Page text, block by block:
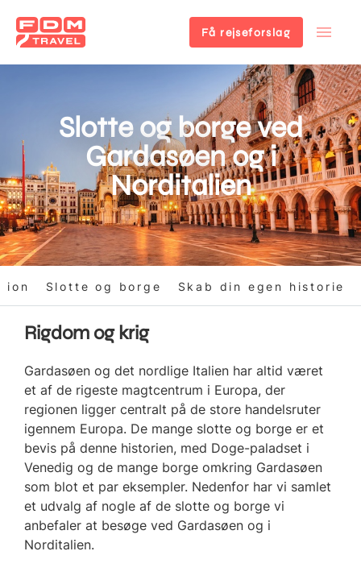
Få rejseforslag
Slotte og borge ved
Gardasøen og i
Norditalien
Slotte og borge Skab din egen historie
Rigdom og krig
Gardasøen og det nordlige Italien har altid været
et af de rigeste magtcentrum i Europa, der
regionen ligger centralt på de store handelsruter
igennem Europa. De mange slotte og borge er et
bevis på denne historien, med Doge-paladset i
Venedig og de mange borge omkring Gardasøen
som blot et par eksempler. Nedenfor har vi samlet
et udvalg af nogle af de slotte og borge vi
anbefaler at besøge ved Gardasøen og i
Norditalien.